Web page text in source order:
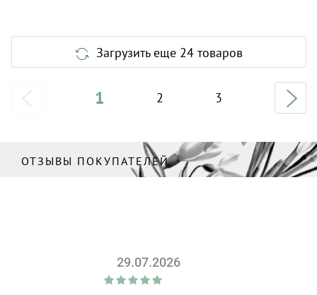
Загрузить еще 24 товаров
1 2 3
ОТЗЫВЫ ПОКУПАТЕЛЕЙ
29.07.2026